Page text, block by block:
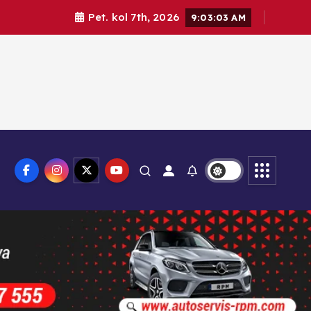
Pet. kol 7th, 2026 9:03:04 AM